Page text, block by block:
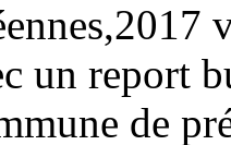
un report
de